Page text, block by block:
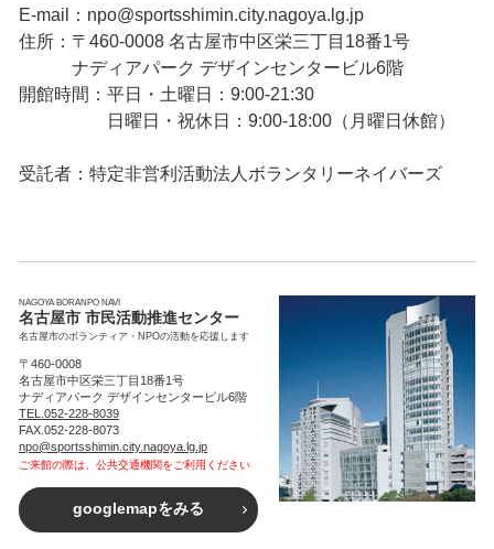
E-mail：npo@sportsshimin.city.nagoya.lg.jp
住所：〒460-0008 名古屋市中区栄三丁目18番1号
ナディアパーク デザインセンタービル6階
開館時間：平日・土曜日：9:00-21:30
日曜日・祝休日：9:00-18:00（月曜日休館）
受託者：特定非営利活動法人ボランタリーネイバーズ
NAGOYA BORANPO NAVI
名古屋市 市民活動推進センター
名古屋市のボランティア・NPOの活動を応援します
〒460-0008
名古屋市中区栄三丁目18番1号
ナディアパーク デザインセンタービル6階
TEL.052-228-8039
FAX.052-228-8073
npo@sportsshimin.city.nagoya.lg.jp
ご来館の際は、公共交通機関をご利用ください
googlemapをみる